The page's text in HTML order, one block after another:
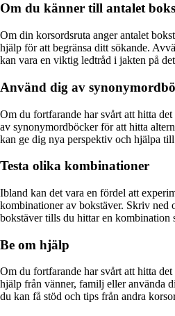
Om du känner till antalet
Om din korsordsruta anger antalet
hjälp för att begränsa ditt sökande.
kan vara en viktig ledtråd i jakten på
Använd dig av
Om du fortfarande har svårt att hitta
av synonymordböcker för att hitta
kan ge dig nya perspektiv och hjälpa
Testa olika kombinationer
Ibland kan det vara en fördel att
kombinationer av bokstäver. Skriv ned
bokstäver tills du hittar en kombination
Be om hjälp
Om du fortfarande har svårt att hitta
hjälp från vänner, familj eller använda
du kan få stöd och tips från andra